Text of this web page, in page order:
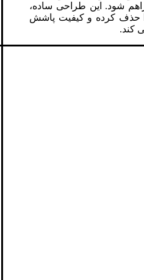
شود. این طراحی ساده،
حذف کرده و کیفیت پاشش
کند.